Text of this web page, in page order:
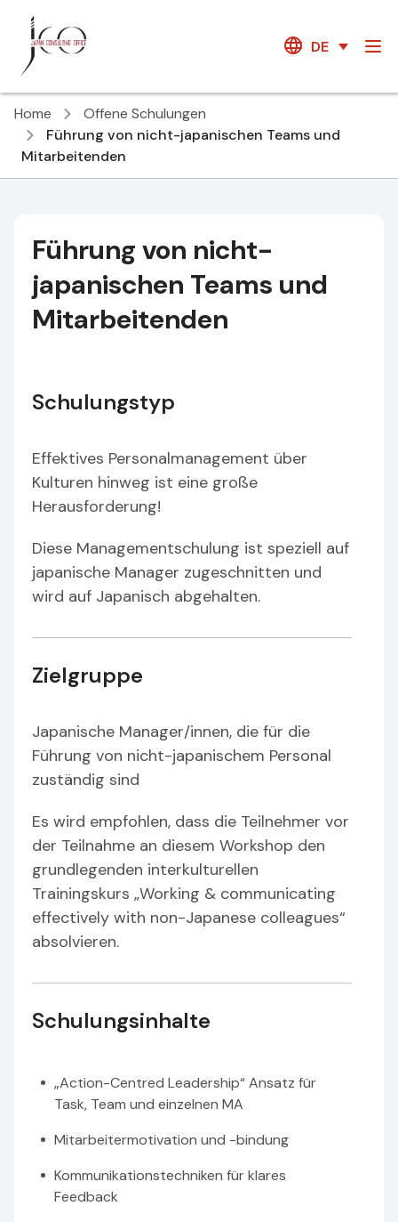
DE
Home
Offene Schulungen
Führung von nicht-japanischen Teams und
Mitarbeitenden
Führung von nicht-
japanischen Teams und
Mitarbeitenden
Schulungstyp
Effektives Personalmanagement über
Kulturen hinweg ist eine große
Herausforderung!
Diese Managementschulung ist speziell auf
japanische Manager zugeschnitten und
wird auf Japanisch abgehalten.
Zielgruppe
Japanische Manager/innen, die für die
Führung von nicht-japanischem Personal
zuständig sind
Es wird empfohlen, dass die Teilnehmer vor
der Teilnahme an diesem Workshop den
grundlegenden interkulturellen
Trainingskurs „Working & communicating
effectively with non-Japanese colleagues“
absolvieren.
Schulungsinhalte
„Action-Centred Leadership“ Ansatz für
Task, Team und einzelnen MA
Mitarbeitermotivation und -bindung
Kommunikationstechniken für klares
Feedback